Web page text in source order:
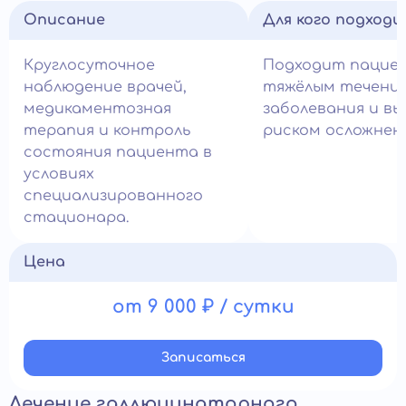
Описание
Круглосуточное
наблюдение врачей,
медикаментозная
терапия и контроль
состояния пациента в
условиях
специализированного
стационара.
Для кого
Подходит
тяжёлым
заболевания и
риском
Цена
от 9 000 ₽ / сутки
Записатьcя